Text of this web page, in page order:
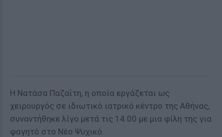
Η Νατάσα Παζαΐτη, η οποία εργάζεται ως
χειρουργός σε ιδιωτικό ιατρικό κέντρο της Αθήνας,
συναντήθηκε λίγο μετά τις 14.00 με μια φίλη της για
φαγητό στο Νέο Ψυχικό.